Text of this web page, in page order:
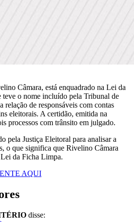
Câmara, está enquadrado na Lei da
o nome incluído pela Tribunal de
de responsáveis com contas
eleitorais. A certidão, emitida na
processos com trânsito em julgado.
pela Justiça Eleitoral para analisar a
o que significa que Rivelino Câmara
da Ficha Limpa.
AQUI
disse: